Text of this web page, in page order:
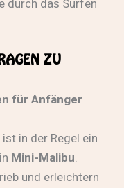
durch das Surfen
ZU
für Anfänger
in der Regel ein
Mini-Malibu.
und erleichtern